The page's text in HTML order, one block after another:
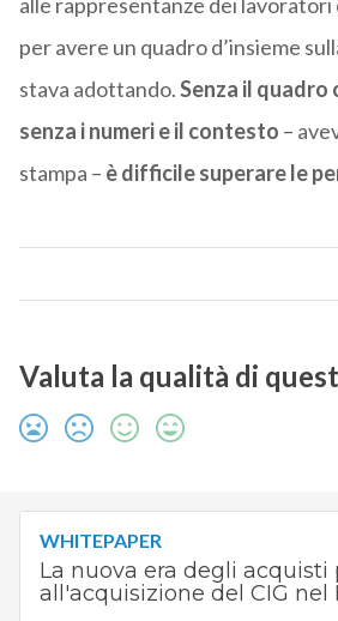
alle rappresentanze dei
per avere un quadro d’insieme
stava adottando.Senza il quadro
senza i numeri e il contesto –
stampa – è difficile superare le
Valuta la qualità di
WHITEPAPER
La nuova era degli acquisti
all'acquisizione del CIG nel